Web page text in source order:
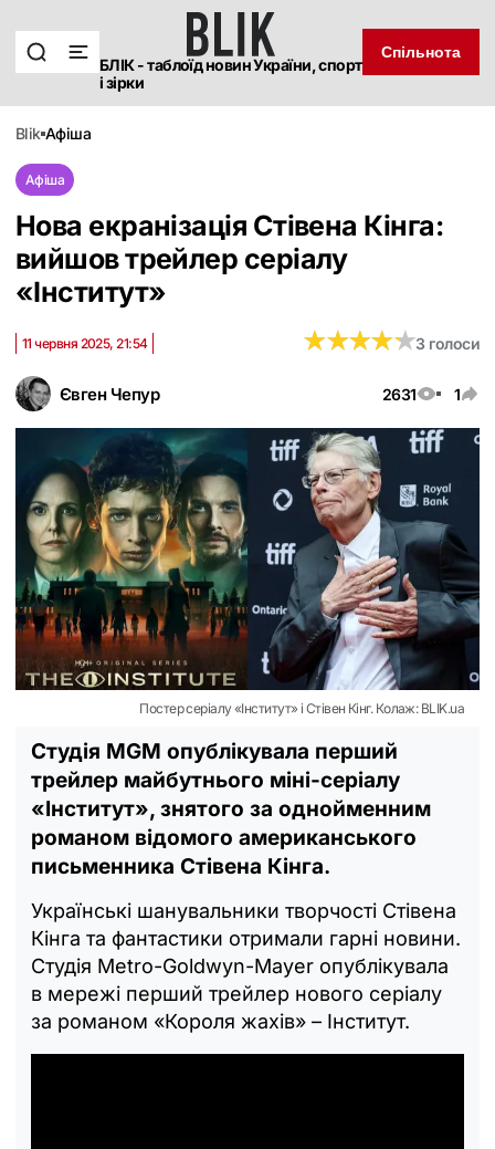
БЛІК - таблоїд новин України, спорт
і зірки
Спільнота
blik афіша
Афіша
Нова екранізація Стівена Кінга:
вийшов трейлер серіалу
«‎Інститут»
Євген Чепур 2631 1
11 червня 2025, 21:54 ★★★★★
★★★★★3 голоси
Постер серіалу «Інститут» і Стівен Кінг. Колаж: BLIK.ua
Студія MGM опублікувала перший
трейлер майбутнього міні-серіалу
«Інститут», знятого за однойменним
романом відомого американського
письменника Стівена Кінга.
Українські шанувальники творчості Стівена
Кінга та фантастики отримали гарні новини.
Студія Metro-Goldwyn-Mayer опублікувала
в мережі перший трейлер нового серіалу
за романом «Короля жахів‎» – Інститут.